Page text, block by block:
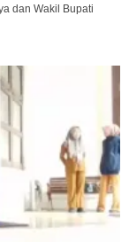
dan Wakil Bupati